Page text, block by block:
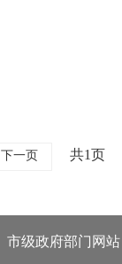
下一页 共1页
市级政府部门网站